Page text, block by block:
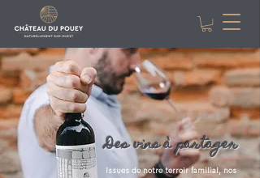
Des vins à partager
Issues de notre terroir familial, nos